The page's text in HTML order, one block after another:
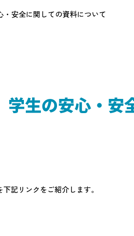
・安全に関しての資料について
学生の安心・安
記リンクをご紹介します。